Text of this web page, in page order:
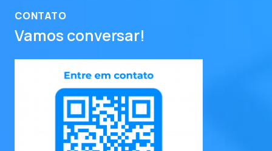
CONTATO
Vamos conversar!